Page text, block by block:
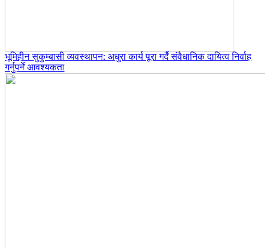
भूमिहीन सुकुम्बासी व्यवस्थापन: अधुरा कार्य पूरा गर्दै संवैधानिक दायित्व निर्वाह
गर्नुपर्ने आवश्यकता